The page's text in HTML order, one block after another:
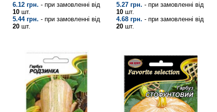
6.12 грн. - при замовленні від
10 шт.
5.44 грн. - при замовленні від
20 шт.
5.27 грн. - при замовленні від
10 шт.
4.68 грн. - при замовленні від
20 шт.